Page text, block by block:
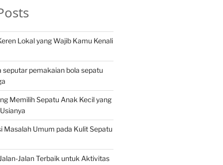
Lokal yang Wajib Kamu Kenali
pemakaian bola sepatu
Memilih Sepatu Anak Kecil yang
Masalah Umum pada Kulit Sepatu
Jalan Terbaik untuk Aktivitas